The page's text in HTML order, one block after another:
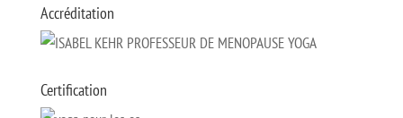
Accréditation
Certification